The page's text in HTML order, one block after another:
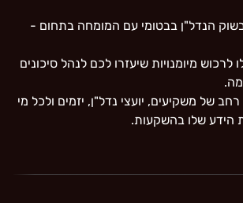
הנדל"ן בבטומי עם המומחה בתחום -
מיומנויות שיעזרו לכם לנהל סיכונים
רחב של משקיעים, יועצי נדל"ן, יזמים ולכל מי
הידע שלו בהשקעות.